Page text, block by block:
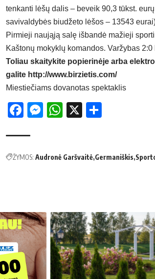
tenkanti lėšų dalis – beveik 90,3 tūkst.
savivaldybės biudžeto lėšos – 13543
Pirmieji naująją salę išbandė mažieji
Kaštonų mokyklų komandos. Varžybas
Toliau skaitykite popierinėje arba
galite http://www.birzietis.com/
Mies­tie­čiams do­va­no­tas spek­tak­lis
Facebook
Messenger
WhatsApp
X
ŽYMOS: Audronė Garšvaitė Germaniškis